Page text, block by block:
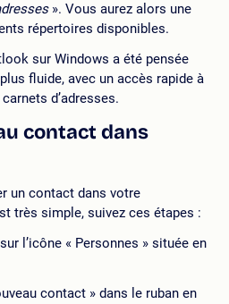
». Vous aurez alors une
répertoires disponibles.
sur Windows a été pensée
fluide, avec un accès rapide à
d’adresses.
contact dans
un contact dans votre
très simple, suivez ces étapes :
l’icône « Personnes » située en
contact » dans le ruban en